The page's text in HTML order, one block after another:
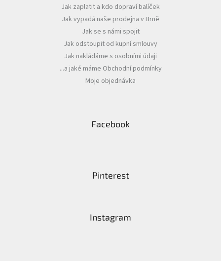
Jak zaplatit a kdo dopraví balíček
Jak vypadá naše prodejna v Brně
Jak se s námi spojit
Jak odstoupit od kupní smlouvy
Jak nakládáme s osobními údaji
...a jaké máme Obchodní podmínky
Moje objednávka
Facebook
Pinterest
Instagram